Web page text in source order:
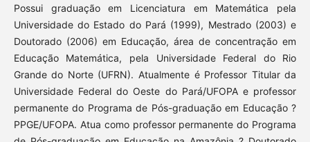
Possui graduação em Licenciatura em Matemática pela
Universidade do Estado do Pará (1999), Mestrado (2003) e
Doutorado (2006) em Educação, área de concentração em
Educação Matemática, pela Universidade Federal do Rio
Grande do Norte (UFRN). Atualmente é Professor Titular da
Universidade Federal do Oeste do Pará/UFOPA e professor
permanente do Programa de Pós-graduação em Educação ?
PPGE/UFOPA. Atua como professor permanente do Programa